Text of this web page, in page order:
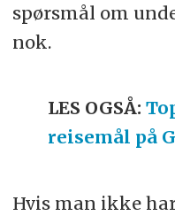
spørsmål om
nok.
LES OGSÅ:
reisemål på
Hvis man ikke